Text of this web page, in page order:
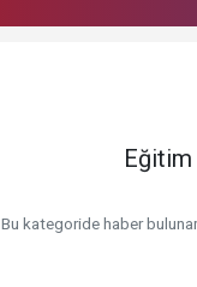
Bu kategoride haber